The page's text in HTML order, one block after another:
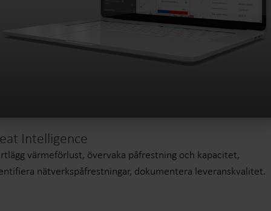
Intelligence
värmeförlust, övervaka påfrestning och kapacitet,
nätverkspåfrestningar, dokumentera leveranskvalitet.